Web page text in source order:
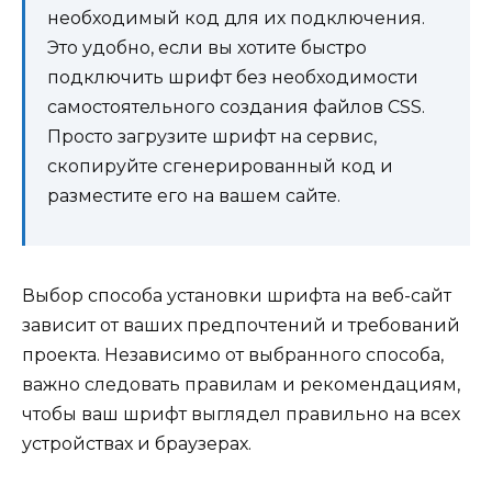
необходимый код для их подключения.
Это удобно, если вы хотите быстро
подключить шрифт без необходимости
самостоятельного создания файлов CSS.
Просто загрузите шрифт на сервис,
скопируйте сгенерированный код и
разместите его на вашем сайте.
Выбор способа установки шрифта на веб-сайт
зависит от ваших предпочтений и требований
проекта. Независимо от выбранного способа,
важно следовать правилам и рекомендациям,
чтобы ваш шрифт выглядел правильно на всех
устройствах и браузерах.